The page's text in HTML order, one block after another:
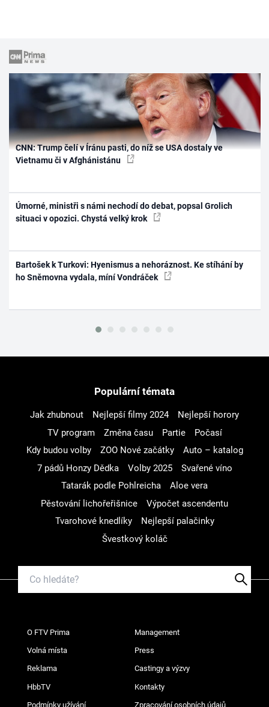
CNN: Trump čelí v Íránu pasti, do níž se USA dostaly ve
Vietnamu či v Afghánistánu
Úmorné, ministři s námi nechodí do debat, popsal Grolich
situaci v opozici. Chystá velký krok
Bartošek k Turkovi: Hyenismus a nehoráznost. Ke stíhání by
ho Sněmovna vydala, míní Vondráček
Populární témata
Jak zhubnout Nejlepší filmy 2024
Nejlepší horory
TV program
Změna času Partie
Počasí
Kdy budou volby
ZOO Nové začátky
Auto – katalog
7 pádů Honzy Dědka
Volby 2025
Svařené víno
Tatarák podle Pohlreicha
Aloe vera
Pěstování lichořeřišnice
Výpočet ascendentu
Tvarohové knedlíky
Nejlepší palačinky
Švestkový koláč
O FTV Prima Management
Volná místa Press
Reklama Castingy a výzvy
HbbTV Kontakty
Podmínky užívání Zpracování osobních údajů